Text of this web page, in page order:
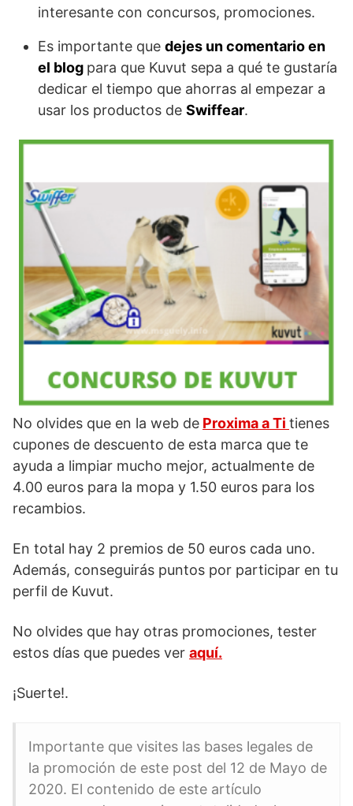
interesante con concursos, promociones.
Es importante que dejes un comentario en
el blog para que Kuvut sepa a qué te gustaría
dedicar el tiempo que ahorras al empezar a
usar los productos de Swiffear.
No olvides que en la web de Proxima a Ti tienes
cupones de descuento de esta marca que te
ayuda a limpiar mucho mejor, actualmente de
4.00 euros para la mopa y 1.50 euros para los
recambios.
En total hay 2 premios de 50 euros cada uno.
Además, conseguirás puntos por participar en tu
perfil de Kuvut.
No olvides que hay otras promociones, tester
estos días que puedes ver aquí.
¡Suerte!.
Importante que visites las bases legales de
la promoción de este post del 12 de Mayo de
2020. El contenido de este artículo